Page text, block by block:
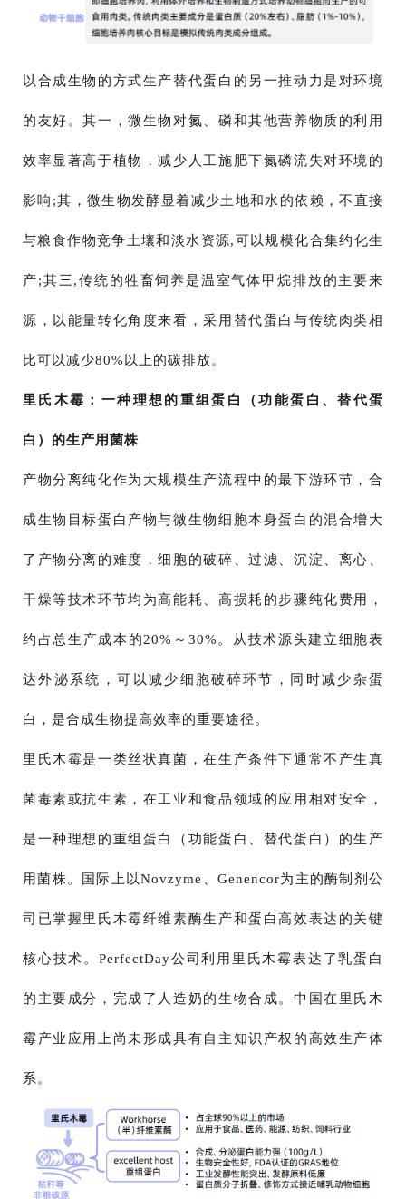
以合成生物的方式生产替代蛋白的另一推动力是对环境
的友好。其一，微生物对氮、磷和其他营养物质的利用
效率显著高于植物，减少人工施肥下氮磷流失对环境的
影响;其，微生物发酵显着减少土地和水的依赖，不直接
与粮食作物竞争土壤和淡水资源,可以规模化合集约化生
产;其三,传统的牲畜饲养是温室气体甲烷排放的主要来
源，以能量转化角度来看，采用替代蛋白与传统肉类相
比可以减少80%以上的碳排放。
里氏木霉：一种理想的重组蛋白（功能蛋白、替代蛋
白）的生产用菌株
产物分离纯化作为大规模生产流程中的最下游环节，合
成生物目标蛋白产物与微生物细胞本身蛋白的混合增大
了产物分离的难度，细胞的破碎、过滤、沉淀、离心、
干燥等技术环节均为高能耗、高损耗的步骤纯化费用，
约占总生产成本的20%～30%。从技术源头建立细胞表
达外泌系统，可以减少细胞破碎环节，同时减少杂蛋
白，是合成生物提高效率的重要途径。
里氏木霉是一类丝状真菌，在生产条件下通常不产生真
菌毒素或抗生素，在工业和食品领域的应用相对安全，
是一种理想的重组蛋白（功能蛋白、替代蛋白）的生产
用菌株。国际上以Novzyme、Genencor为主的酶制剂公
司已掌握里氏木霉纤维素酶生产和蛋白高效表达的关键
核心技术。PerfectDay公司利用里氏木霉表达了乳蛋白
的主要成分，完成了人造奶的生物合成。中国在里氏木
霉产业应用上尚未形成具有自主知识产权的高效生产体
系。